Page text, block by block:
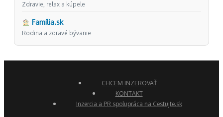
Zdravie, relax a kúpele
Família.sk
Rodina a zdravé bývanie
CHCEM INZEROVAŤ
KONTAKT
Inzercia a PR spolupráca na Cestujte.sk